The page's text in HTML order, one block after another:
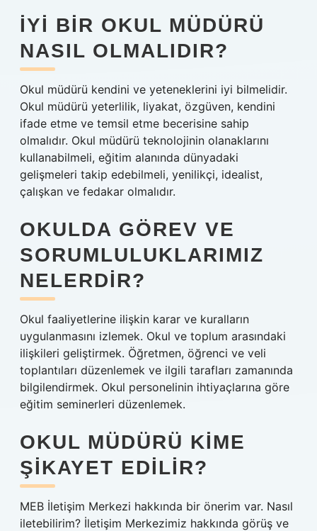
İYI BIR OKUL MÜDÜRÜ
NASIL OLMALIDIR?
Okul müdürü kendini ve yeteneklerini iyi bilmelidir.
Okul müdürü yeterlilik, liyakat, özgüven, kendini
ifade etme ve temsil etme becerisine sahip
olmalıdır. Okul müdürü teknolojinin olanaklarını
kullanabilmeli, eğitim alanında dünyadaki
gelişmeleri takip edebilmeli, yenilikçi, idealist,
çalışkan ve fedakar olmalıdır.
OKULDA GÖREV VE
SORUMLULUKLARIMIZ
NELERDIR?
Okul faaliyetlerine ilişkin karar ve kuralların
uygulanmasını izlemek. Okul ve toplum arasındaki
ilişkileri geliştirmek. Öğretmen, öğrenci ve veli
toplantıları düzenlemek ve ilgili tarafları zamanında
bilgilendirmek. Okul personelinin ihtiyaçlarına göre
eğitim seminerleri düzenlemek.
OKUL MÜDÜRÜ KIME
ŞIKAYET EDILIR?
MEB İletişim Merkezi hakkında bir önerim var. Nasıl
iletebilirim? İletişim Merkezimiz hakkında görüş ve